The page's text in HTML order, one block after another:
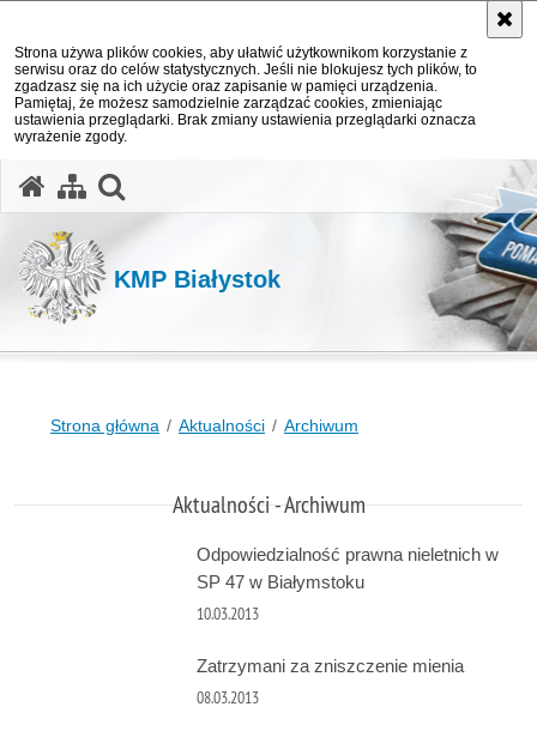
Strona używa plików cookies, aby ułatwić użytkownikom korzystanie z
serwisu oraz do celów statystycznych. Jeśli nie blokujesz tych plików, to
zgadzasz się na ich użycie oraz zapisanie w pamięci urządzenia.
Pamiętaj, że możesz samodzielnie zarządzać cookies, zmieniając
ustawienia przeglądarki. Brak zmiany ustawienia przeglądarki oznacza
wyrażenie zgody.
KMP Białystok
Strona główna Aktualności Archiwum
Aktualności - Archiwum
Odpowiedzialność prawna nieletnich w
SP 47 w Białymstoku
10.03.2013
Zatrzymani za zniszczenie mienia
08.03.2013